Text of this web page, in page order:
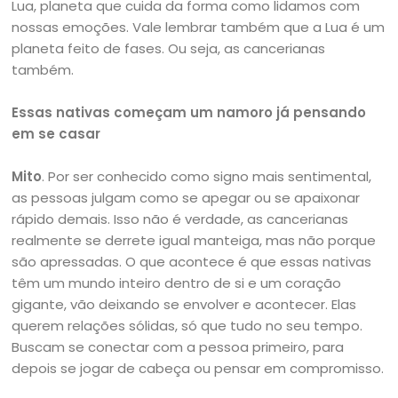
Lua, planeta que cuida da forma como lidamos com
nossas emoções. Vale lembrar também que a Lua é um
planeta feito de fases. Ou seja, as cancerianas
também.
Essas nativas começam um namoro já pensando
em se casar
Mito. Por ser conhecido como signo mais sentimental,
as pessoas julgam como se apegar ou se apaixonar
rápido demais. Isso não é verdade, as cancerianas
realmente se derrete igual manteiga, mas não porque
são apressadas. O que acontece é que essas nativas
têm um mundo inteiro dentro de si e um coração
gigante, vão deixando se envolver e acontecer. Elas
querem relações sólidas, só que tudo no seu tempo.
Buscam se conectar com a pessoa primeiro, para
depois se jogar de cabeça ou pensar em compromisso.